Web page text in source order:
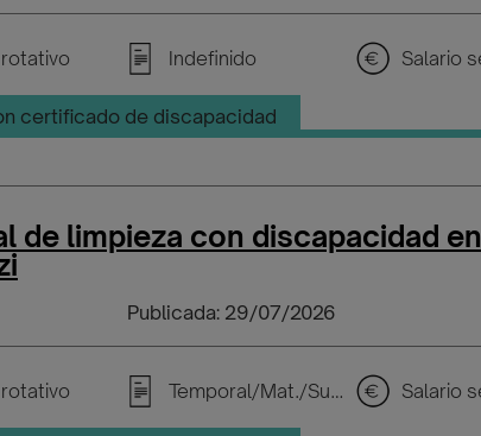
Indefinido
certificado de discapacidad
de limpieza con discapacidad en
Publicada: 29/07/2026
Temporal/Mat./Sustitución/...